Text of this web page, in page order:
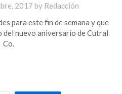
2017 by Redacción
para este fin de semana y que
del nuevo aniversario de Cutral
Co.